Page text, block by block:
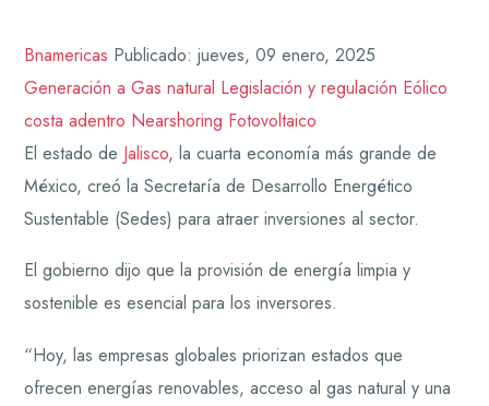
Bnamericas Publicado: jueves, 09 enero, 2025
Generación a Gas natural Legislación y regulación Eólico
costa adentro Nearshoring Fotovoltaico
El estado de Jalisco, la cuarta economía más grande de
México, creó la Secretaría de Desarrollo Energético
Sustentable (Sedes) para atraer inversiones al sector.
El gobierno dijo que la provisión de energía limpia y
sostenible es esencial para los inversores.
“Hoy, las empresas globales priorizan estados que
ofrecen energías renovables, acceso al gas natural y una